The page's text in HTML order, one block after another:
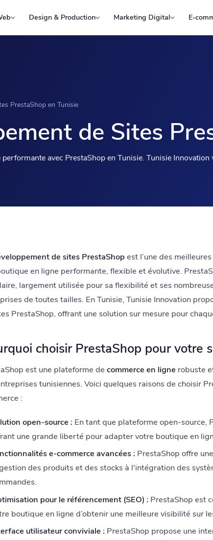
Design & Production Marketing Digital E-
PrestaShop en Tunisie
de Sites
avec PrestaShop en Tunisie. Tunisie
de sites PrestaShop est l’une des
en ligne performante, flexible et évolutive.
largement utilisée pour sa flexibilité et ses
de toutes tailles. En Tunisie, Tunisie Innovation
PrestaShop, offrant une solution sur mesure pour
choisir PrestaShop pour votre
est une plateforme de commerce en ligne robuste
tunisiennes. Voici quelques raisons de choisir
:
open-source : En tant que plateforme open-source,
une grande liberté pour adapter votre boutique en
e-commerce avancées : PrestaShop offre
des produits et des stocks à l'intégration des
pour le référencement (SEO) : PrestaShop est
boutique en ligne d’obtenir une meilleure visibilité sur
utilisateur conviviale : PrestaShop propose une